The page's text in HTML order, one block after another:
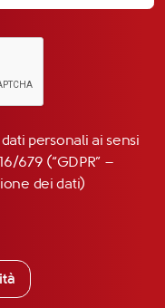
personali ai sensi
679 (“GDPR” –
dei dati)